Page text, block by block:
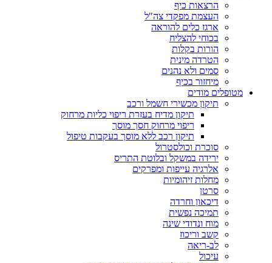
הרצאות כיף
העצמת מפקדי צה"ל
ארגז כלים להוראה
בכוחי להצליח
הורות בקלות
הטרדה מינית
סמים ולא נהנים
מיחזור בכיף
מטופלים מודים
תיקון מכשירי חשמל ורכב
תיקון מדיח בעזרת ריפוי כליות מרחוק
ריפוי מרחוק חסך מוסך
תיקון רכב ללא מוסך בעקבות טיפול
סוכרת וכולסטרול
ירידה במשקל ובלוטת התריס
אלרגיה עייפות ומפרקים
מחלות זיהומיות
סרטן
דיכאון וחרדה
תמיכה נפשית
מוח ונדודי שינה
קשב וריכוז
לב-ריאה
עיכול